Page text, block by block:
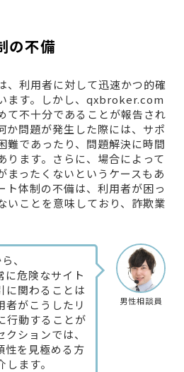
の不備
、利用者に対して迅速かつ的確
ます。しかし、qxbroker.com
て不十分であることが報告され
か問題が発生した際には、サポ
難であったり、問題解決に時間
ります。さらに、場合によって
まったくないというケースもあ
ト体制の不備は、利用者が困っ
いことを意味しており、詐欺業
男性相談員
、
危険なサイト
に関わることは
者がこうしたリ
行動することが
ションでは、
を見極める方
ます。